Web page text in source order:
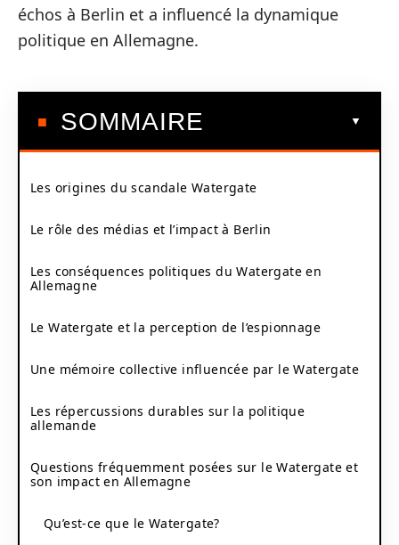
échos à Berlin et a influencé la dynamique
politique en Allemagne.
SOMMAIRE
Les origines du scandale Watergate
Le rôle des médias et l’impact à Berlin
Les conséquences politiques du Watergate en
Allemagne
Le Watergate et la perception de l’espionnage
Une mémoire collective influencée par le Watergate
Les répercussions durables sur la politique
allemande
Questions fréquemment posées sur le Watergate et
son impact en Allemagne
Qu’est-ce que le Watergate?